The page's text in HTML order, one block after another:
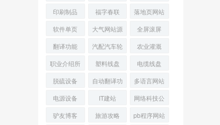
板
网站
印刷制品 福字春联
落地页网站
软件单页
大气网站源
码
全屏滚屏
翻译功能
汽配汽车轮
胎
农业灌溉
职业介绍所
塑料线盘
电缆线盘
脱硫设备
自动翻译功
能
多语言网站
源码
电源设备 IT建站
网络科技公
司
驴友博客 旅游攻略 pb程序网站